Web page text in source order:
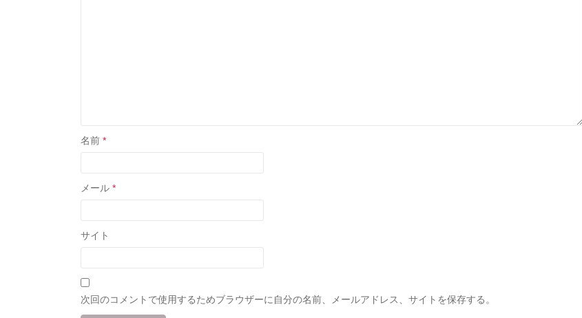
名前 *
メール *
サイト
次回のコメントで使用するためブラウザーに自分の名前、メールアドレス、サイトを保存する。